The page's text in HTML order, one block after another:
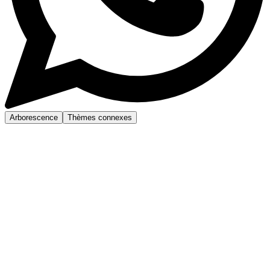
Arborescence Thèmes connexes